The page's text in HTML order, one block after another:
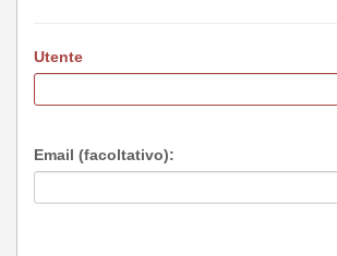
Utente
Email (facoltativo):